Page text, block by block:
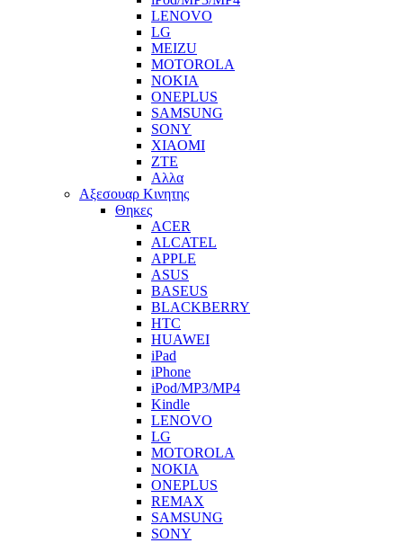
LENOVO
LG
MEIZU
MOTOROLA
NOKIA
ONEPLUS
SAMSUNG
SONY
XIAOMI
ZTE
Αλλα
Αξεσουαρ Κινητης
Θηκες
ACER
ALCATEL
APPLE
ASUS
BASEUS
BLACKBERRY
HTC
HUAWEI
iPad
iPhone
iPod/MP3/MP4
Kindle
LENOVO
LG
MOTOROLA
NOKIA
ONEPLUS
REMAX
SAMSUNG
SONY